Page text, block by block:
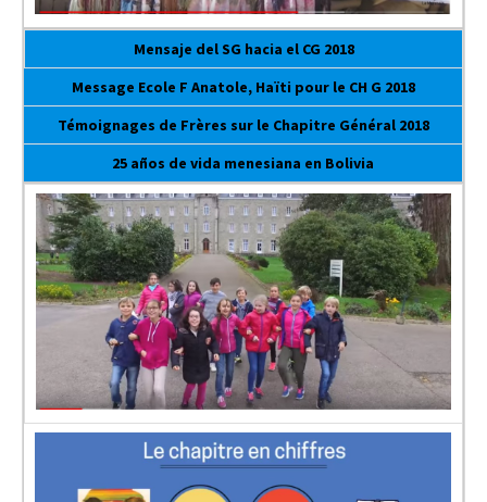
Mensaje del SG hacia el CG 2018
Message Ecole F Anatole, Haïti pour le CH G 2018
Témoignages de Frères sur le Chapitre Général 2018
25 años de vida menesiana en Bolivia